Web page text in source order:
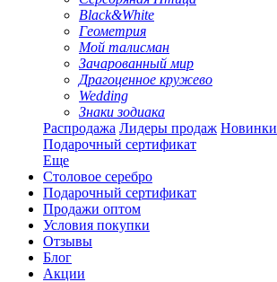
Black&White
Геометрия
Мой талисман
Зачарованный мир
Драгоценное кружево
Wedding
Знаки зодиака
Распродажа Лидеры продаж Новинки
Подарочный сертификат
Еще
Столовое серебро
Подарочный сертификат
Продажи оптом
Условия покупки
Отзывы
Блог
Акции